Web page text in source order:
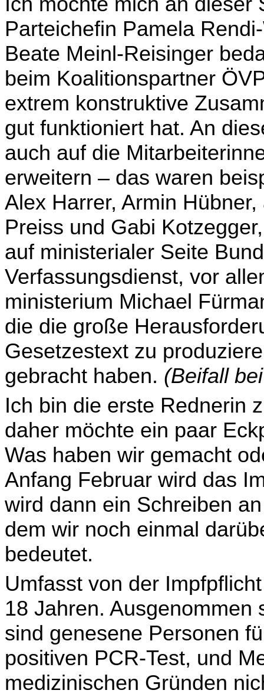
Parteichefin Pamela
Beate Meinl-Reisinger
beim Koalitionspartner
extrem konstruktive
gut funktioniert hat. An
auch auf die
erweitern – das waren
Alex Harrer, Armin
Preiss und Gabi
auf ministerialer Seite
Verfassungsdienst, vor
ministerium Michael
die die große
Gesetzestext zu
gebracht haben. (Beifall
Ich bin die erste Rednerin
daher möchte ein paar
Was haben wir gemacht
Anfang Februar wird das
wird dann ein Schreiben
dem wir noch einmal
bedeutet.
Umfasst von der
18 Jahren. Ausgenommen
sind genesene Personen
positiven PCR-Test, und
medizinischen Gründen